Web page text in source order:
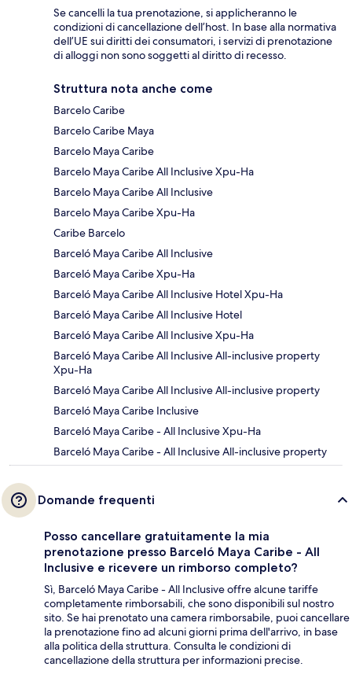
Se cancelli la tua prenotazione, si applicheranno le
condizioni di cancellazione dell’host. In base alla normativa
dell’UE sui diritti dei consumatori, i servizi di prenotazione
di alloggi non sono soggetti al diritto di recesso.
Struttura nota anche come
Barcelo Caribe
Barcelo Caribe Maya
Barcelo Maya Caribe
Barcelo Maya Caribe All Inclusive Xpu-Ha
Barcelo Maya Caribe All Inclusive
Barcelo Maya Caribe Xpu-Ha
Caribe Barcelo
Barceló Maya Caribe All Inclusive
Barceló Maya Caribe Xpu-Ha
Barceló Maya Caribe All Inclusive Hotel Xpu-Ha
Barceló Maya Caribe All Inclusive Hotel
Barceló Maya Caribe All Inclusive Xpu-Ha
Barceló Maya Caribe All Inclusive All-inclusive property
Xpu-Ha
Barceló Maya Caribe All Inclusive All-inclusive property
Barceló Maya Caribe Inclusive
Barceló Maya Caribe - All Inclusive Xpu-Ha
Barceló Maya Caribe - All Inclusive All-inclusive property
Domande frequenti
Posso cancellare gratuitamente la mia
prenotazione presso Barceló Maya Caribe - All
Inclusive e ricevere un rimborso completo?
Sì, Barceló Maya Caribe - All Inclusive offre alcune tariffe
completamente rimborsabili, che sono disponibili sul nostro
sito. Se hai prenotato una camera rimborsabile, puoi cancellare
la prenotazione fino ad alcuni giorni prima dell'arrivo, in base
alla politica della struttura. Consulta le condizioni di
cancellazione della struttura per informazioni precise.